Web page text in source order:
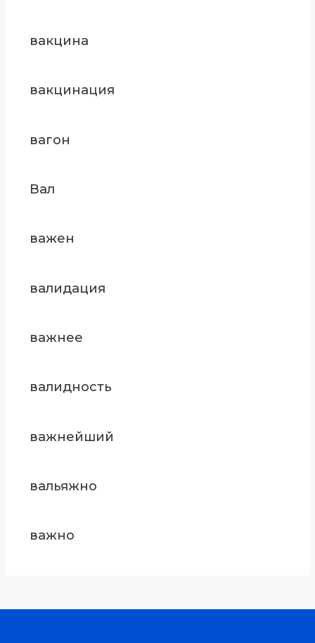
вакцина
вакцинация
вагон
Вал
важен
валидация
важнее
валидность
важнейший
вальяжно
важно